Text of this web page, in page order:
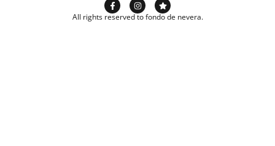
All rights reserved to fondo de nevera.